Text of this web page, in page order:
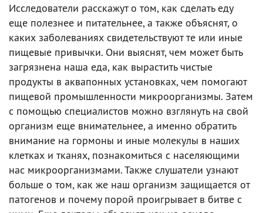
Исследователи расскажут о том, как сделать еду
еще полезнее и питательнее, а также объяснят, о
каких заболеваниях свидетельствуют те или иные
пищевые привычки. Они выяснят, чем может быть
загрязнена наша еда, как вырастить чистые
продукты в аквапонных установках, чем помогают
пищевой промышленности микроорганизмы. Затем
с помощью специалистов можно взглянуть на свой
организм еще внимательнее, а именно обратить
внимание на гормоны и иные молекулы в наших
клетках и тканях, познакомиться с населяющими
нас микроорганизмами. Также слушатели узнают
больше о том, как же наш организм защищается от
патогенов и почему порой проигрывает в битве с